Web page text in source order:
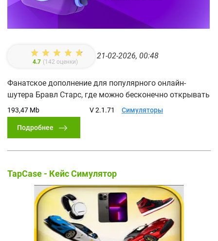
4.7 (142 оценки)
21-02-2026, 00:48
Фанатское дополнение для популярного онлайн-
шутера Бравл Старс, где можно бесконечно открывать
193,47 Mb V 2.1.71 Симуляторы
Подробнее
TapCase - Кейс Симулятор